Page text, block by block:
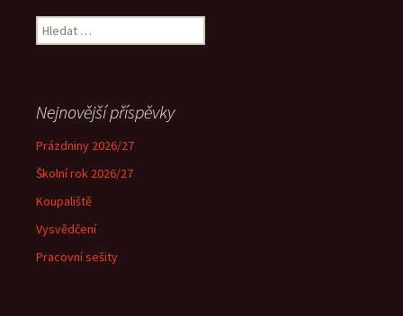
Vyhledávání
Nejnovější příspěvky
Prázdniny 2026/27
Školní rok 2026/27
Koupaliště
Vysvědčení
Pracovní sešity